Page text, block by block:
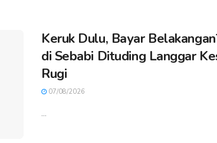
Keruk Dulu, Bayar
di Sebabi Dituding Langgar
Rugi
07/08/2026